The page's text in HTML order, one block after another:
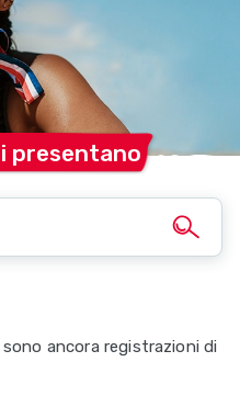
presentano
ancora registrazioni di